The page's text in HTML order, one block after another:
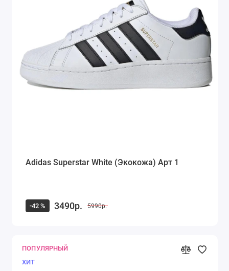
Adidas Superstar White (Экокожа) Арт 1
-42 % 3490р. 5990р.
ПОПУЛЯРНЫЙ
ХИТ